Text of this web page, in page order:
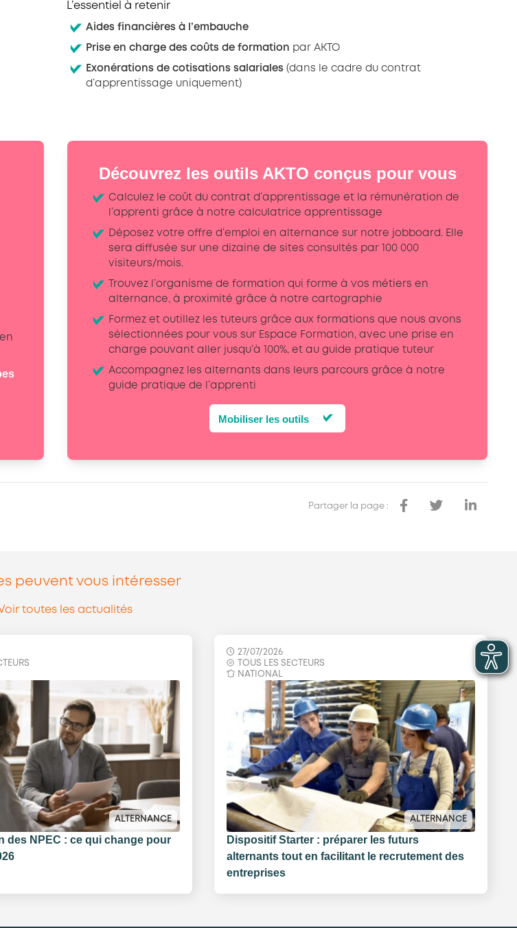
L’essentiel à retenir
Aides financières à l’embauche
Prise en charge des coûts de formation par AKTO
Exonérations de cotisations salariales (dans le cadre du contrat
d’apprentissage uniquement)
Découvrez les outils AKTO conçus pour vous
Calculez le coût du contrat d’apprentissage et la rémunération de
l’apprenti grâce à notre calculatrice apprentissage
Déposez votre offre d’emploi en alternance sur notre jobboard. Elle
sera diffusée sur une dizaine de sites consultés par 100 000
visiteurs/mois.
Trouvez l’organisme de formation qui forme à vos métiers en
alternance, à proximité grâce à notre cartographie
Formez et outillez les tuteurs grâce aux formations que nous avons
sélectionnées pour vous sur Espace Formation, avec une prise en
charge pouvant aller jusqu’à 100%, et au guide pratique tuteur
Accompagnez les alternants dans leurs parcours grâce à notre
guide pratique de l’apprenti
Mobiliser les outils
Partager la page :
peuvent vous intéresser
toutes les actualités
ALTERNANCE
des NPEC : ce qui change pour
27/07/2026
TOUS LES SECTEURS
NATIONAL
ALTERNANCE
Dispositif Starter : préparer les futurs
alternants tout en facilitant le recrutement des
entreprises